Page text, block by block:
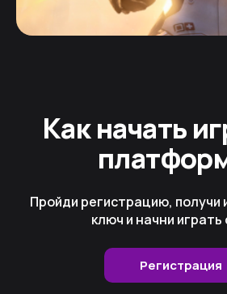
Как начать
Пройди регистрацию, получи
ключ и начни играть
Регистрация